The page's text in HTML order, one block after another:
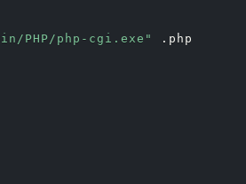
PHP/php-cgi.exe"
.php